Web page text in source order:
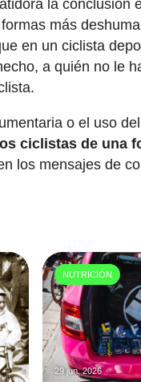
la
más
en un ciclista
a quién no le
o el uso
ciclistas de una
los mensajes de
NUTRICIÓN
29 jun. 2026